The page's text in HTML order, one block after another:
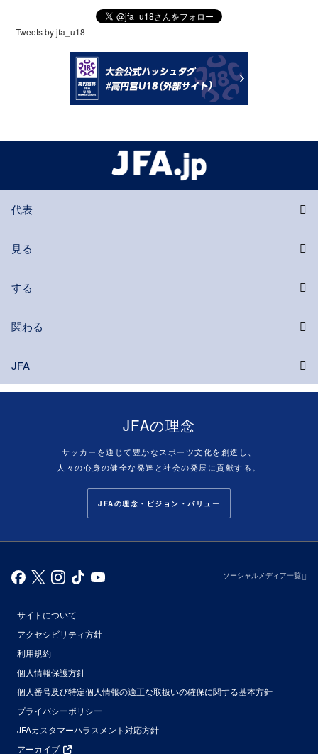
Tweets by jfa_u18
代表
見る
する
関わる
JFA
JFAの理念
サッカーを通じて豊かなスポーツ文化を創造し、
人々の心身の健全な発達と社会の発展に貢献する。
JFAの理念・ビジョン・バリュー
ソーシャルメディア一覧
サイトについて
アクセシビリティ方針
利用規約
個人情報保護方針
個人番号及び特定個人情報の適正な取扱いの確保に関する基本方針
プライバシーポリシー
JFAカスタマーハラスメント対応方針
アーカイブ